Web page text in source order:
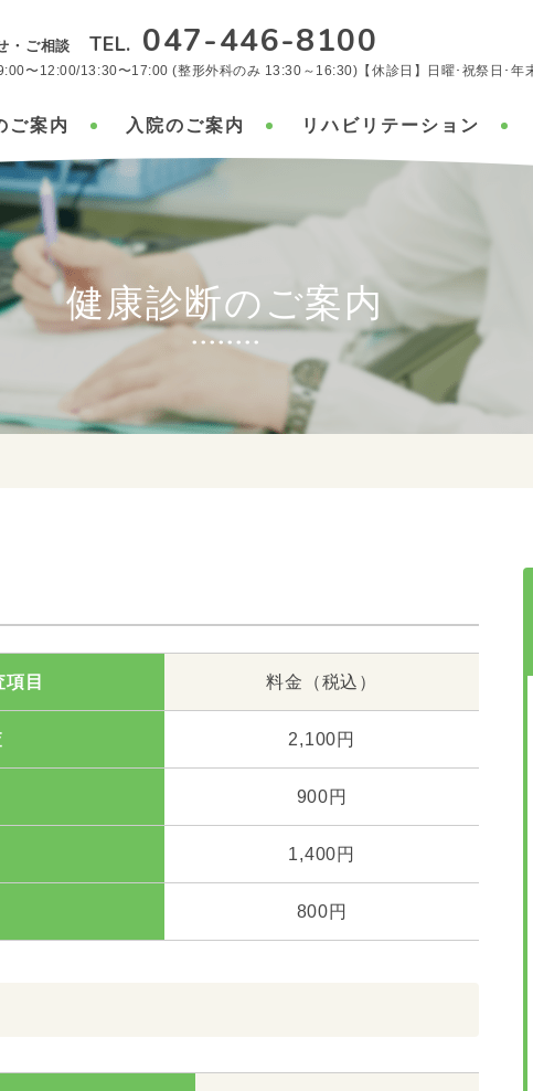
・ご相談 TEL. 047-446-8100
9:00〜12:00/13:30〜17:00 (整形外科のみ 13:30～16:30)【休診日】日曜･祝祭日･年
ご案内 入院のご案内 リハビリテーション
健康診断のご案内
項目 料金（税込）
2,100円
900円
1,400円
800円